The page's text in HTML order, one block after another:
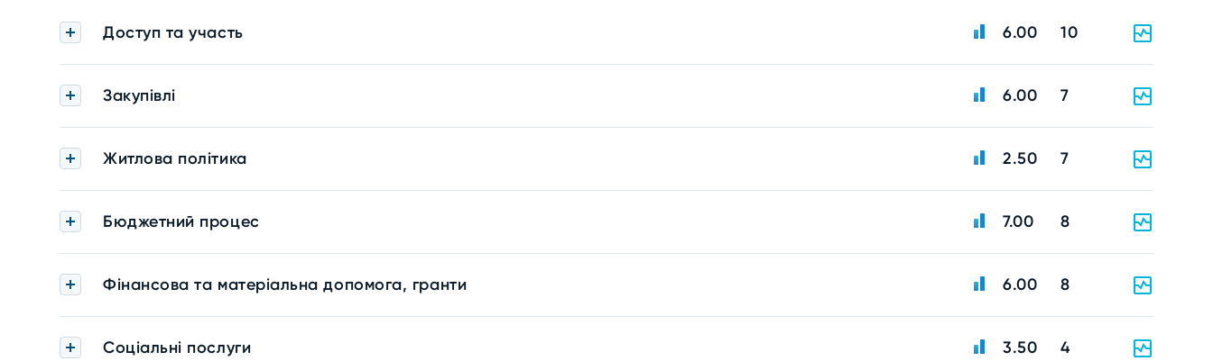
Доступ та участь 6.00 10
Закупівлі 6.00 7
Житлова політика 2.50 7
Бюджетний процес 7.00 8
Фінансова та матеріальна допомога, гранти 6.00 8
Соціальні послуги 3.50 4